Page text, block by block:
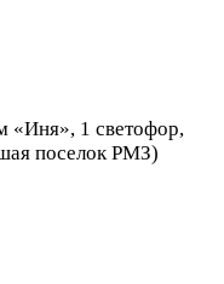
«Иня», 1 светофор,
поселок РМЗ)